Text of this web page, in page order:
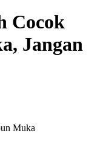
Cocok
Jangan